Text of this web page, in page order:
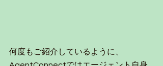
何度もご紹介しているように、